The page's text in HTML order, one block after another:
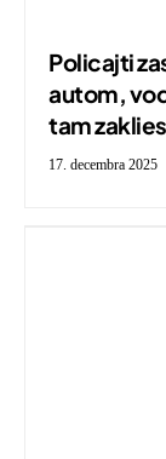
Policajti
autom,
tam
17. decembra 2025